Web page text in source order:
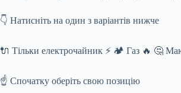
👇 Натисніть на один з варіантів нижче
🔌 Тільки електрочайник ⚡️ 🏕️ Газ 🔥 🤔
☝️ Спочатку оберіть свою позицію